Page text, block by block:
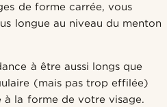
de forme carrée, vous
longue au niveau du menton
à être aussi longs que
(mais pas trop effilée)
à la forme de votre visage.